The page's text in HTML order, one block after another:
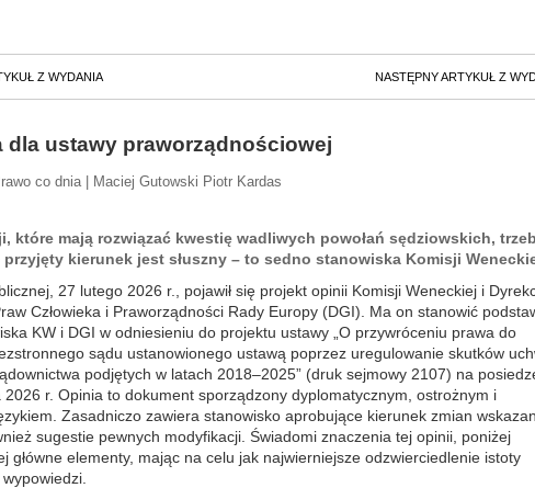
Z WYDANIA NASTĘPNY ARTYKUŁ Z
dla ustawy praworządnościowej
co dnia | Maciej Gutowski Piotr Kardas
które mają rozwiązać kwestię wadliwych powołań sędziowskich,
kierunek jest słuszny – to sedno stanowiska Komisji
27 lutego 2026 r., pojawił się projekt opinii Komisji Weneckiej i
Człowieka i Praworządności Rady Europy (DGI). Ma on stanowić
KW i DGI w odniesieniu do projektu ustawy „O przywróceniu prawa do
sądu ustanowionego ustawą poprzez uregulowanie skutków
podjętych w latach 2018–2025” (druk sejmowy 2107) na
2026 r. Opinia to dokument sporządzony dyplomatycznym, ostrożnym i
Zasadniczo zawiera stanowisko aprobujące kierunek zmian
sugestie pewnych modyfikacji. Świadomi znaczenia tej opinii, poniżej
główne elementy, mając na celu jak najwierniejsze odzwierciedlenie istoty